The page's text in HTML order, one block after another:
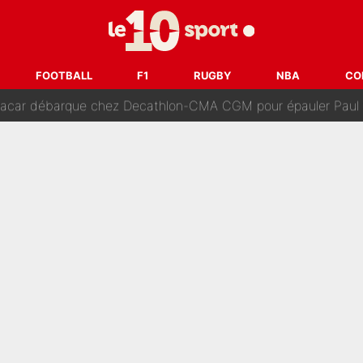
FOOTBALL F1 RUGBY NBA
sont investis» : Pendant que l'OM est en pleine crise financière, Frank
accèlère sur le mercato : Voilà les deux nouvelles recrues
débarque chez Decathlon-CMA CGM pour épauler Paul Seixas :